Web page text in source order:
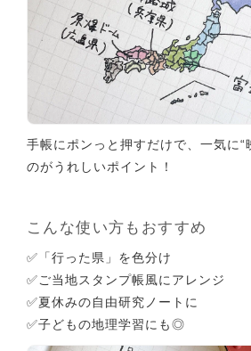
手帳にポンっと押すだけで、一気に“
のがうれしいポイント！
こんな使い方もおすすめ
✅️「行った県」を色分け
✅️ご当地スタンプ帳風にアレンジ
✅️夏休みの自由研究ノートに
✅️子どもの地理学習にも◎